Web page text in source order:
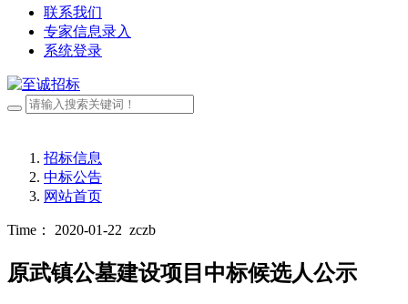
联系我们
专家信息录入
系统登录
招标信息
中标公告
网站首页
Time： 2020-01-22 zczb
原武镇公墓建设项目中标候选人公示